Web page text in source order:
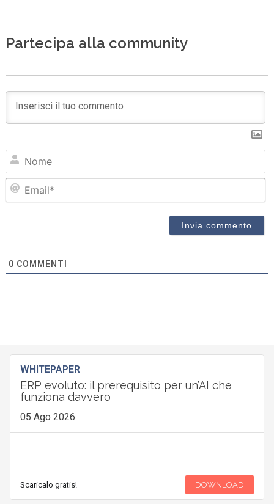
Partecipa alla community
0 COMMENTI
WHITEPAPER
ERP evoluto: il prerequisito per un’AI che
funziona davvero
05 Ago 2026
Scaricalo gratis! DOWNLOAD